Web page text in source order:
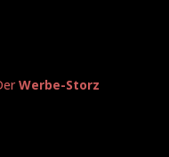
Werbe-Storz